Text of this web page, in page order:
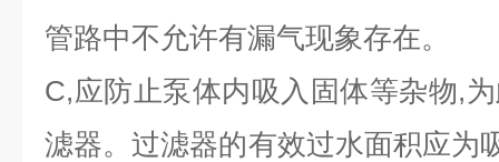
管路中不允许有漏气现象存在。
C,应防止泵体内吸入固体等杂物,
滤器。过滤器的有效过水面积应为